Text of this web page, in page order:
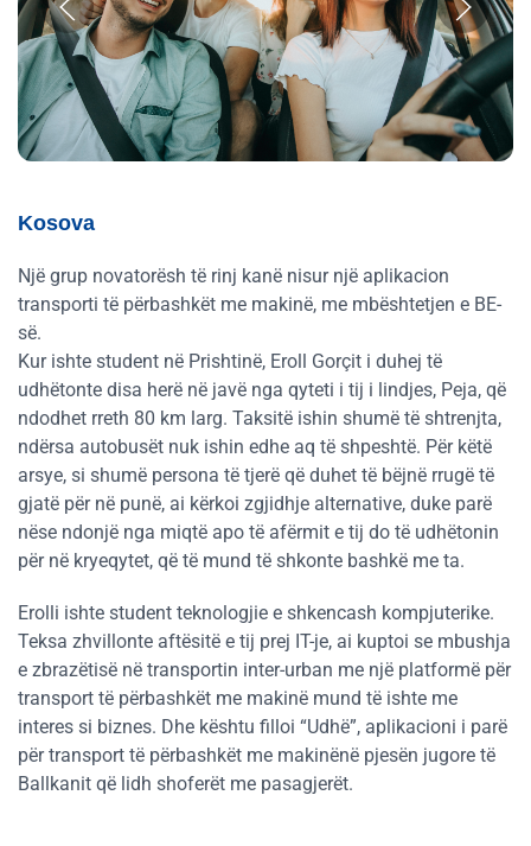
Kosova
Një grup novatorësh të rinj kanë nisur një aplikacion
transporti të përbashkët me makinë, me mbështetjen e BE-
së.
Kur ishte student në Prishtinë, Eroll Gorçit i duhej të
udhëtonte disa herë në javë nga qyteti i tij i lindjes, Peja, që
ndodhet rreth 80 km larg. Taksitë ishin shumë të shtrenjta,
ndërsa autobusët nuk ishin edhe aq të shpeshtë. Për këtë
arsye, si shumë persona të tjerë që duhet të bëjnë rrugë të
gjatë për në punë, ai kërkoi zgjidhje alternative, duke parë
nëse ndonjë nga miqtë apo të afërmit e tij do të udhëtonin
për në kryeqytet, që të mund të shkonte bashkë me ta.
Erolli ishte student teknologjie e shkencash kompjuterike.
Teksa zhvillonte aftësitë e tij prej IT-je, ai kuptoi se mbushja
e zbrazëtisë në transportin inter-urban me një platformë për
transport të përbashkët me makinë mund të ishte me
interes si biznes. Dhe kështu filloi “Udhë”, aplikacioni i parë
për transport të përbashkët me makinënë pjesën jugore të
Ballkanit që lidh shoferët me pasagjerët.